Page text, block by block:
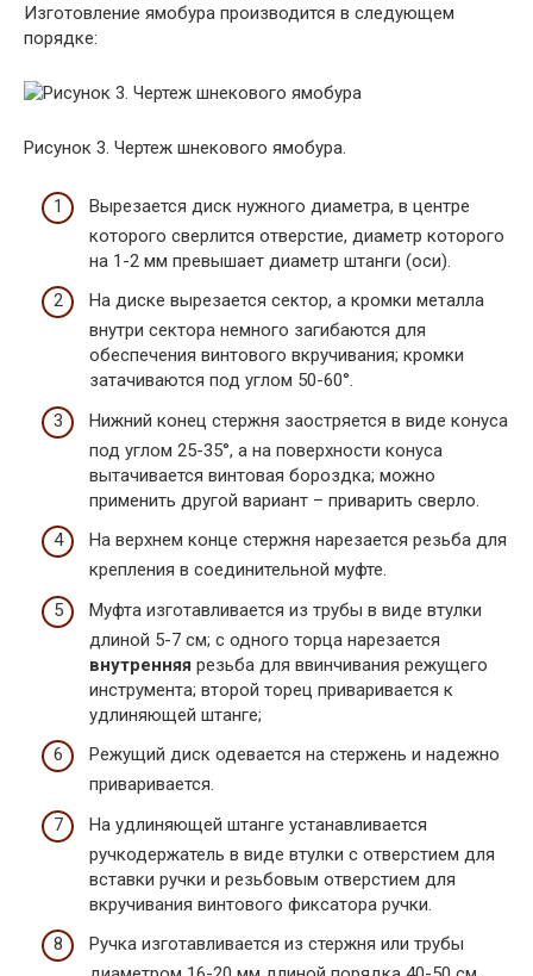
Изготовление ямобура производится в следующем
порядке:
Рисунок 3. Чертеж шнекового ямобура.
Вырезается диск нужного диаметра, в центре
которого сверлится отверстие, диаметр которого
на 1-2 мм превышает диаметр штанги (оси).
На диске вырезается сектор, а кромки металла
внутри сектора немного загибаются для
обеспечения винтового вкручивания; кромки
затачиваются под углом 50-60°.
Нижний конец стержня заостряется в виде конуса
под углом 25-35°, а на поверхности конуса
вытачивается винтовая бороздка; можно
применить другой вариант – приварить сверло.
На верхнем конце стержня нарезается резьба для
крепления в соединительной муфте.
Муфта изготавливается из трубы в виде втулки
длиной 5-7 см; с одного торца нарезается
внутренняя резьба для ввинчивания режущего
инструмента; второй торец приваривается к
удлиняющей штанге;
Режущий диск одевается на стержень и надежно
приваривается.
На удлиняющей штанге устанавливается
ручкодержатель в виде втулки с отверстием для
вставки ручки и резьбовым отверстием для
вкручивания винтового фиксатора ручки.
Ручка изготавливается из стержня или трубы